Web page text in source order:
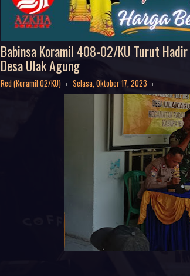
Babinsa Koramil 408-02/KU Turut
Desa Ulak Agung
Red (Koramil 02/KU) Selasa, Oktober 17, 2023